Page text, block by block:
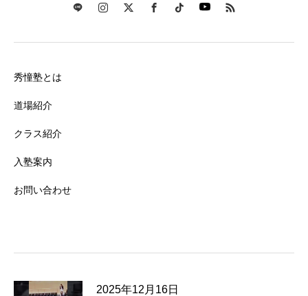
秀憧塾とは
道場紹介
クラス紹介
入塾案内
お問い合わせ
2025年12月16日